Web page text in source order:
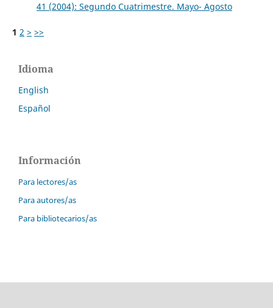
41 (2004): Segundo Cuatrimestre. Mayo- Agosto
1 2 > >>
Idioma
English
Español
Información
Para lectores/as
Para autores/as
Para bibliotecarios/as